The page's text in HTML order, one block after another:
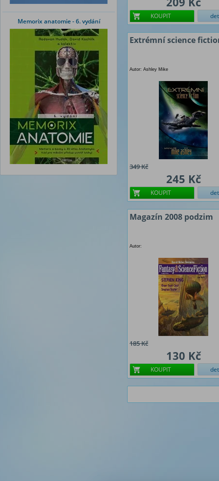
Memorix anatomie - 6. vydání
KOUPIT
Extrémní science
Autor: Ashley Mike
349 Kč
245 Kč
KOUPIT
Magazín 2008 podzim
Autor:
185 Kč
130 Kč
KOUPIT